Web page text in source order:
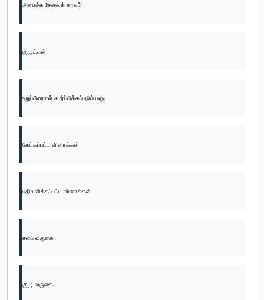
அமைச்சு சேவைக் காலம்
குழுக்கள்
உறுப்பினரால் சமர்ப்பிக்கப்படும் மனு
கேட்கப்பட்ட வினாக்கள்
பதிலளிக்கப்பட்ட வினாக்கள்
சபை வருகை
குழு வருகை